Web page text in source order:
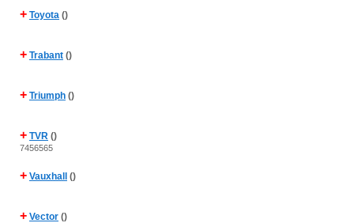
+ Toyota ()
+ Trabant ()
+ Triumph ()
+ TVR ()
7456565
+ Vauxhall ()
+ Vector ()